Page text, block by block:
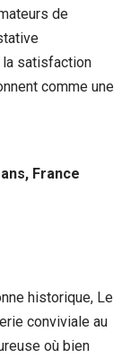
de
la satisfaction
comme une
France
historique, Le
conviviale au
où bien